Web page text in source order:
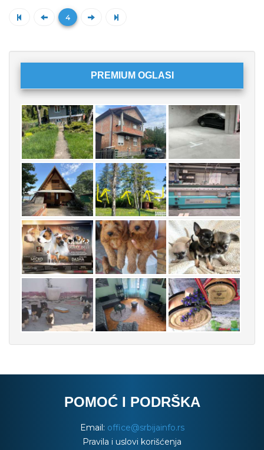
4
PREMIUM OGLASI
POMOĆ I PODRŠKA
Email: office@srbijainfo.rs
Pravila i uslovi korišćenja